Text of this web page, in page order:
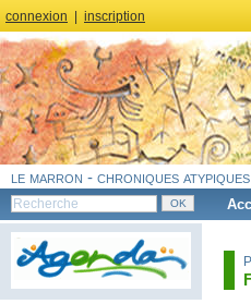
connexion inscription
le marron - chroniques